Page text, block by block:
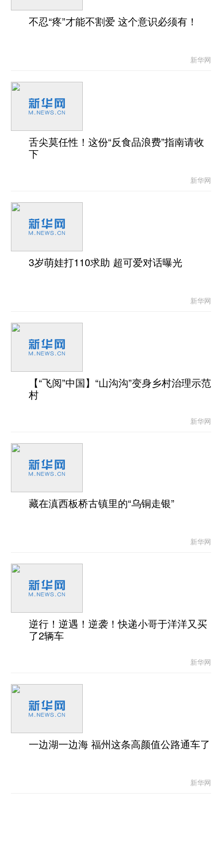
不忍“疼”才能不割爱 这个意识必须有！
新华网
舌尖莫任性！这份“反食品浪费”指南请收
下
新华网
3岁萌娃打110求助 超可爱对话曝光
新华网
【“飞阅”中国】“山沟沟”变身乡村治理示范
村
新华网
藏在滇西板桥古镇里的“乌铜走银”
新华网
逆行！逆遇！逆袭！快递小哥于洋洋又买
了2辆车
新华网
一边湖一边海 福州这条高颜值公路通车了
新华网